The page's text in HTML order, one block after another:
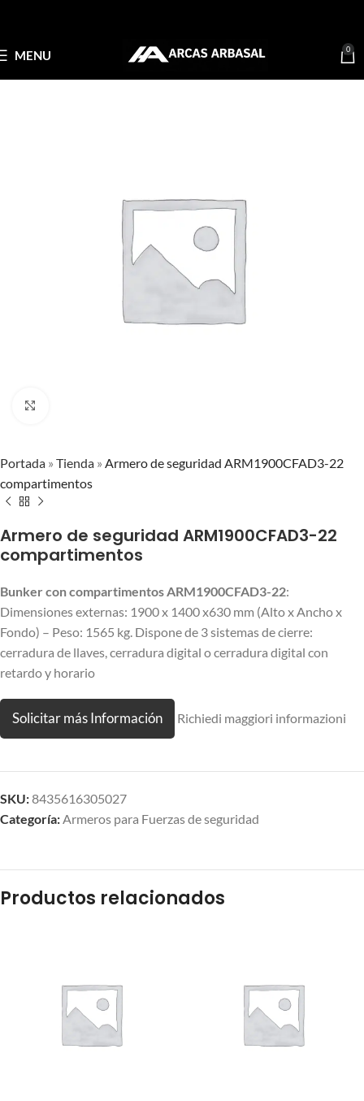
MENU 0
Portada » Tienda » Armero de seguridad ARM1900CFAD3-22
compartimentos
Armero de seguridad ARM1900CFAD3-22
compartimentos
Bunker con compartimentos ARM1900CFAD3-22:
Dimensiones externas: 1900 x 1400 x630 mm (Alto x Ancho x
Fondo) – Peso: 1565 kg. Dispone de 3 sistemas de cierre:
cerradura de llaves, cerradura digital o cerradura digital con
retardo y horario
Solicitar más Información Richiedi maggiori informazioni
SKU:8435616305027
Categoría:Armeros para Fuerzas de seguridad
Productos relacionados